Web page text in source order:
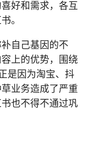
好和需求，各互
。
自己基因的不
上的优势，围绕
是因为淘宝、抖
业务造成了严重
也不得不通过巩